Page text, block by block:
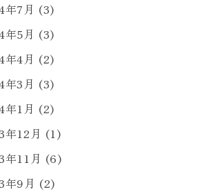
7月 (3)
5月 (3)
4月 (2)
3月 (3)
1月 (2)
年12月 (1)
年11月 (6)
年9月 (2)